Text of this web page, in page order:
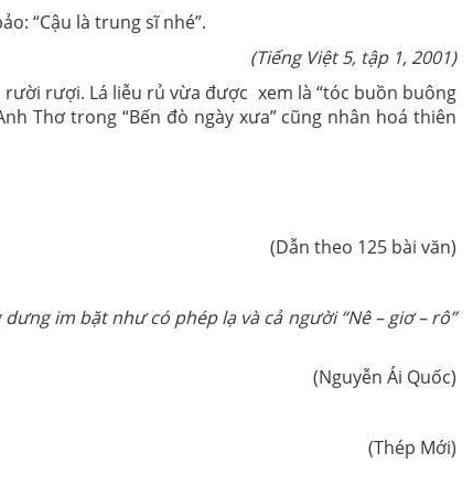
“Cậu là trung sĩ nhé”.
(Tiếng Việt 5, tập 1, 2001)
rượi. Lá liễu rủ vừa được xem là “tóc buồn buông
Thơ trong “Bến đò ngày xưa” cũng nhân hoá thiên
(Dẫn theo 125 bài văn)
im bặt như có phép lạ và cả người “Nê – giơ – rô”
(Nguyễn Ái Quốc)
(Thép Mới)